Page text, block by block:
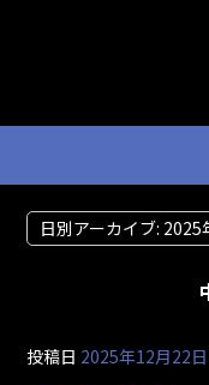
日別アーカイブ: 2025
投稿日 2025年12月22日